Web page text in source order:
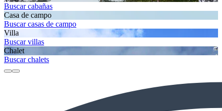
Buscar cabañas
Casa de campo
Buscar casas de campo
Villa
Buscar villas
Chalet
Buscar chalets